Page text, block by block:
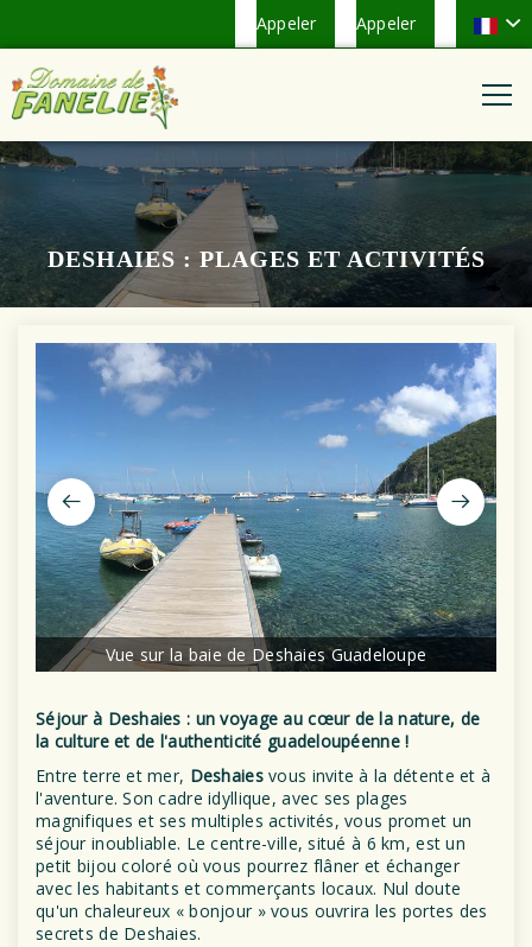
Appeler
Appeler
DESHAIES : PLAGES ET ACTIVITÉS
Vue sur la baie de Deshaies Guadeloupe
Séjour à Deshaies : un voyage au cœur de la nature, de
la culture et de l'authenticité guadeloupéenne !
Entre terre et mer, Deshaiesvous invite à la détente et à
l'aventure. Son cadre idyllique, avec ses plages
magnifiques et ses multiples activités, vous promet un
séjour inoubliable. Le centre-ville, situé à 6 km, est un
petit bijou coloré où vous pourrez flâner et échanger
avec les habitants et commerçants locaux. Nul doute
qu'un chaleureux « bonjour » vous ouvrira les portes des
secrets de Deshaies.